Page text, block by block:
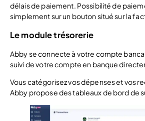
délais de paiement. Possibilité de
simplement sur un bouton situé sur la
Le module trésorerie
Abby se connecte à votre compte
suivi de votre compte en banque
Vous catégorisez vos dépenses et vos
Abby propose des tableaux de bord de